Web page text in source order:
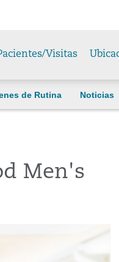
Visitas
de Rutina Noticias
Men's